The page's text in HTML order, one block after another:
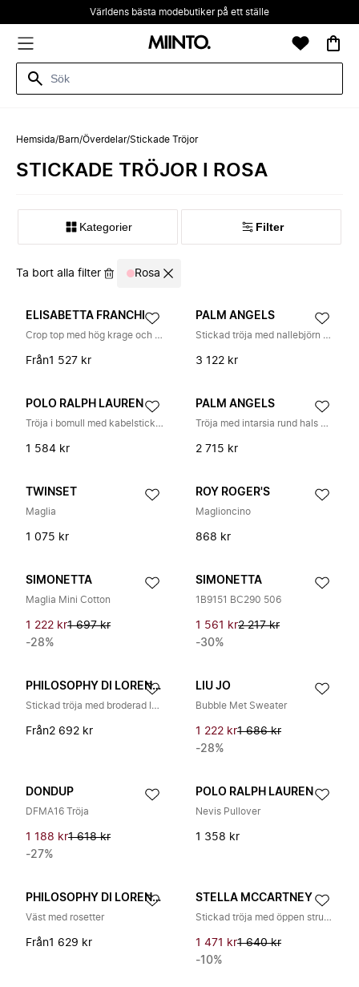
Världens bästa modebutiker på ett ställe
Hemsida/Barn/Överdelar/Stickade Tröjor
STICKADE TRÖJOR I ROSA
Kategorier Filter
Ta bort alla filter Rosa
ELISABETTA FRANCHI
Crop top med hög krage och logga
Från1 527 kr
PALM ANGELS
Stickad tröja med nallebjörn och logotyp
3 122 kr
POLO RALPH LAUREN
Tröja i bomull med kabelstickning och rund hals
1 584 kr
PALM ANGELS
Tröja med intarsia rund hals Ribbad kant
2 715 kr
TWINSET
Maglia
1 075 kr
ROY ROGER'S
Maglioncino
868 kr
SIMONETTA
Maglia Mini Cotton
1 222 kr1 697 kr
-28%
SIMONETTA
1B9151 BC290 506
1 561 kr2 217 kr
-30%
PHILOSOPHY DI LORENZO SERAFINI
Stickad tröja med broderad logga på bröstet och spetsdetaljer
Från2 692 kr
LIU JO
Bubble Met Sweater
1 222 kr1 686 kr
-28%
DONDUP
DFMA16 Tröja
1 188 kr1 618 kr
-27%
POLO RALPH LAUREN
Nevis Pullover
1 358 kr
PHILOSOPHY DI LORENZO SERAFINI
Väst med rosetter
Från1 629 kr
STELLA MCCARTNEY
Stickad tröja med öppen struktur
1 471 kr1 640 kr
-10%